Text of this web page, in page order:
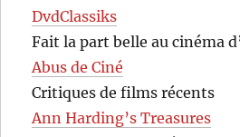
DvdClassiks
Fait la part belle au cinéma
Abus de Ciné
Critiques de films récents
Ann Harding’s Treasures